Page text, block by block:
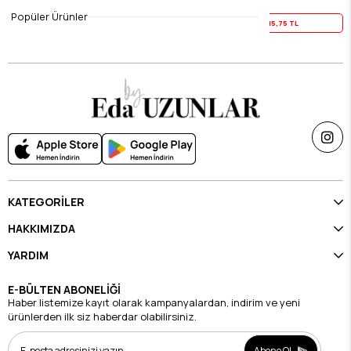
Yaz İndirimi 15,75 TL
KATEGORİLER
HAKKIMIZDA
YARDIM
E-BÜLTEN ABONELİĞİ
Haber listemize kayıt olarak kampanyalardan, indirim ve yeni
ürünlerden ilk siz haberdar olabilirsiniz.
Popüler Ürünler